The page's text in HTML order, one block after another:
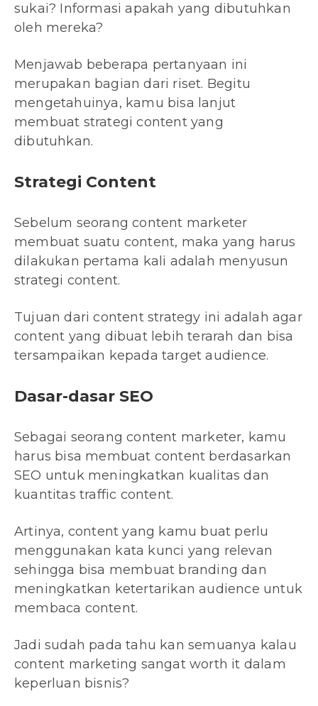
sukai? Informasi apakah yang dibutuhkan
oleh mereka?
Menjawab beberapa pertanyaan ini
merupakan bagian dari riset. Begitu
mengetahuinya, kamu bisa lanjut
membuat strategi content yang
dibutuhkan.
Strategi Content
Sebelum seorang content marketer
membuat suatu content, maka yang harus
dilakukan pertama kali adalah menyusun
strategi content.
Tujuan dari content strategy ini adalah agar
content yang dibuat lebih terarah dan bisa
tersampaikan kepada target audience.
Dasar-dasar SEO
Sebagai seorang content marketer, kamu
harus bisa membuat content berdasarkan
SEO untuk meningkatkan kualitas dan
kuantitas traffic content.
Artinya, content yang kamu buat perlu
menggunakan kata kunci yang relevan
sehingga bisa membuat branding dan
meningkatkan ketertarikan audience untuk
membaca content.
Jadi sudah pada tahu kan semuanya kalau
content marketing sangat worth it dalam
keperluan bisnis?